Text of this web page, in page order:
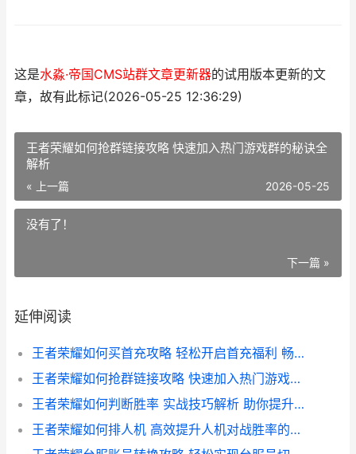
这是水淼·帝国CMS站群文章更新器的试用版本更新的文
章，故有此标记(2026-05-25 12:36:29)
王者荣耀如何抢群链接攻略 快速加入热门游戏群的秘诀全
解析
« 上一篇 2026-05-25
没有了！
下一篇 »
延伸阅读
王者荣耀如何买首充攻略 轻松开启首充福利 畅享游戏乐趣
王者荣耀如何抢群链接攻略 快速加入热门游戏群的秘诀全解析
王者荣耀如何判断胜率 实战技巧解析 助你提升胜率攻略
王者荣耀如何排人机 高效提升人机对战胜率的攻略解析